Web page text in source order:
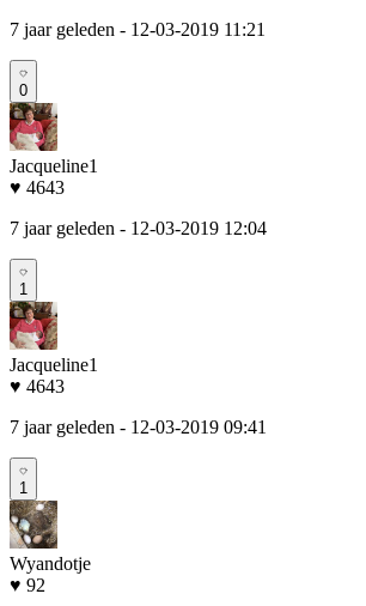
7 jaar geleden - 12-03-2019 11:21
0
Jacqueline1
♥ 4643
7 jaar geleden - 12-03-2019 12:04
1
Jacqueline1
♥ 4643
7 jaar geleden - 12-03-2019 09:41
1
Wyandotje
♥ 92